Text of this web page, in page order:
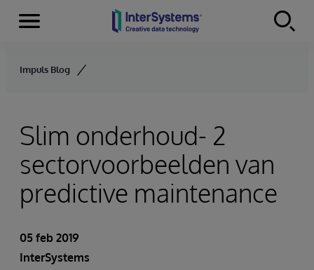
Skip to content
Menu
Impuls Blog
Slim onderhoud- 2
sectorvoorbeelden van
predictive maintenance
05 feb 2019
InterSystems